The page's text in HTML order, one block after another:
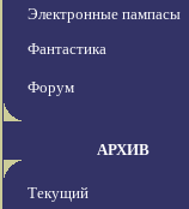
Электронные пампасы
Фантастика
Форум
АРХИВ
Текущий